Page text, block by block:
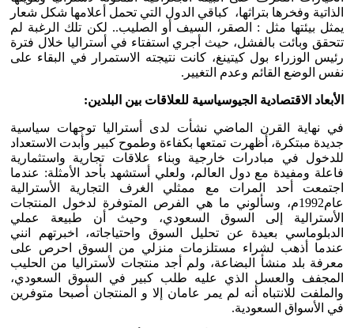
الذاتية وفخرها بتراثها، كباقي الدول التي تحمل أعلامها شكل شعار
يمثل بيئتها مثل : الصقر، السيف أو الصليب.. لكن تلك الرغبة لم
تتحقق وبائت بالفشل، حيث أجري استفتاء في أستراليا خلال فترة
رئيس الوزراء بول كيتينغ، كانت نتيجته الاستمرار في البقاء على
نفس الوضع القائم وعدم التغيير.
الأبعاد الاقتصادية الجيوسياسية للعلاقات بين البلدين:
في نهاية القرن الماضي نشأت لدى أستراليا توجهات سياسية
جديدة مبتكرة، أظهرت تمتعها بكفاءة وطموح كبير وأبدت الاستعداد
للدخول في مبادرات خارجية وبناء علاقات تجارية واستثمارية
فاعلة ومفيدة مع دول العالم، ولعلي أستشهد بأحد الأمثلة: عندما
اجتمعت أحد المرات مع ممثلي الغرف التجارية الأسترالية
عام1992م، وسألوني ما هي الفرص المتوفرة لدخول المنتجات
الأسترالية إلى السوق السعودي، وحيث أن طبيعة عملي
الدبلوماسي بعيدة عن تحليل السوق واحتياجاته، اخبرتهم انني
عندما أذهب لشراء مستلزمات منزلي من السوق احرص على
معرفة بلد منشأ البضاعة، ولم أجد منتجات لأستراليا من الحليب
المجفف والعسل الذي عليه طلب كبير في السوق السعودي،
والملفت للانتباه أنه لم يمر عامان إلا و المنتجان أصبحا متوفرين
في الأسواق السعودية.